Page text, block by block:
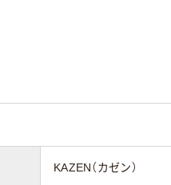
KAZEN（カゼン）